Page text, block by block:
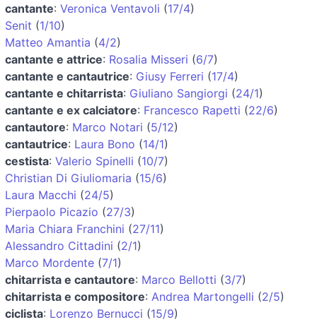
cantante: Veronica Ventavoli (17/4)
Senit (1/10)
Matteo Amantia (4/2)
cantante e attrice: Rosalia Misseri (6/7)
cantante e cantautrice: Giusy Ferreri (17/4)
cantante e chitarrista: Giuliano Sangiorgi (24/1)
cantante e ex calciatore: Francesco Rapetti (22/6)
cantautore: Marco Notari (5/12)
cantautrice: Laura Bono (14/1)
cestista: Valerio Spinelli (10/7)
Christian Di Giuliomaria (15/6)
Laura Macchi (24/5)
Pierpaolo Picazio (27/3)
Maria Chiara Franchini (27/11)
Alessandro Cittadini (2/1)
Marco Mordente (7/1)
chitarrista e cantautore: Marco Bellotti (3/7)
chitarrista e compositore: Andrea Martongelli (2/5)
ciclista: Lorenzo Bernucci (15/9)